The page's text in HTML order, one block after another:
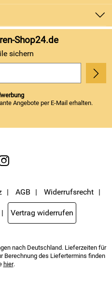
Shop24.de
sichern
Angebote per E-Mail erhalten.
wird in anonymer Form
dem Link "Newsletter" im
Sie den Link "Abmelden" am
Die
AGB Widerrufsrecht
Vertrag widerrufen
nach Deutschland. Lieferzeiten für
Berechnung des Liefertermins finden
hier.